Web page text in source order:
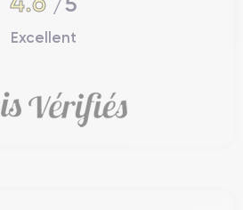
Excellent